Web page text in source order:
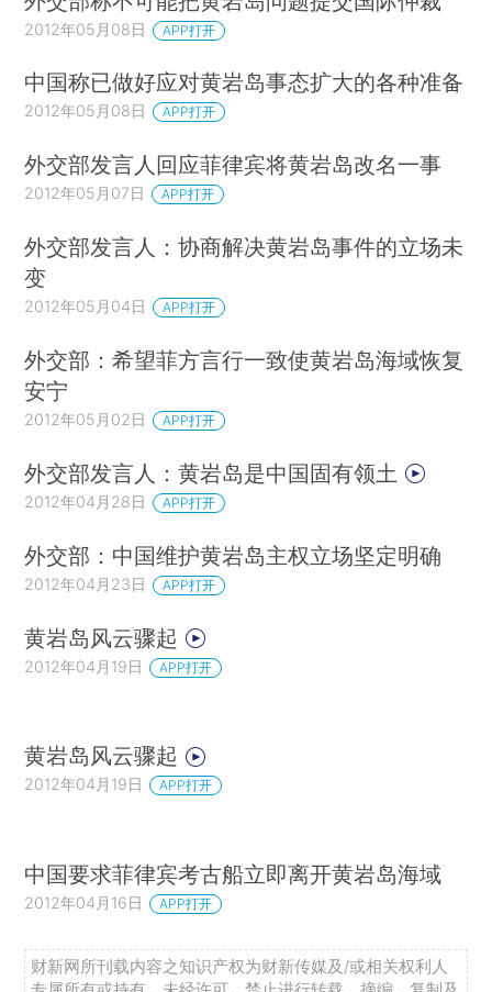
2012年05月08日 APP打开
中国称已做好应对黄岩岛事态扩大的各种准备
2012年05月08日 APP打开
外交部发言人回应菲律宾将黄岩岛改名一事
2012年05月07日 APP打开
外交部发言人：协商解决黄岩岛事件的立场未
变
2012年05月04日 APP打开
外交部：希望菲方言行一致使黄岩岛海域恢复
安宁
2012年05月02日 APP打开
外交部发言人：黄岩岛是中国固有领土
2012年04月28日 APP打开
外交部：中国维护黄岩岛主权立场坚定明确
2012年04月23日 APP打开
黄岩岛风云骤起
2012年04月19日 APP打开
黄岩岛风云骤起
2012年04月19日 APP打开
中国要求菲律宾考古船立即离开黄岩岛海域
2012年04月16日 APP打开
财新网所刊载内容之知识产权为财新传媒及/或相关权利人